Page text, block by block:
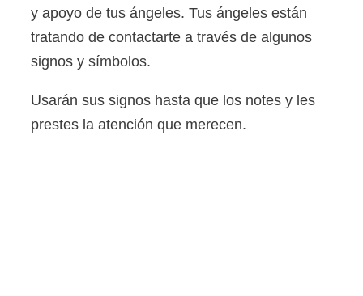
y apoyo de tus ángeles. Tus ángeles están
tratando de contactarte a través de algunos
signos y símbolos.
Usarán sus signos hasta que los notes y les
prestes la atención que merecen.